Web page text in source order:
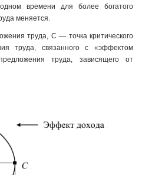
времени для более богатого
меняется.
труда, С — точка критического
труда, связанного с «эффектом
труда, зависящего от